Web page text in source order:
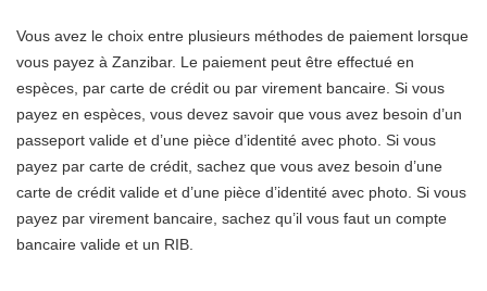
Vous avez le choix entre plusieurs méthodes de paiement lorsque
vous payez à Zanzibar. Le paiement peut être effectué en
espèces, par carte de crédit ou par virement bancaire. Si vous
payez en espèces, vous devez savoir que vous avez besoin d’un
passeport valide et d’une pièce d’identité avec photo. Si vous
payez par carte de crédit, sachez que vous avez besoin d’une
carte de crédit valide et d’une pièce d’identité avec photo. Si vous
payez par virement bancaire, sachez qu’il vous faut un compte
bancaire valide et un RIB.